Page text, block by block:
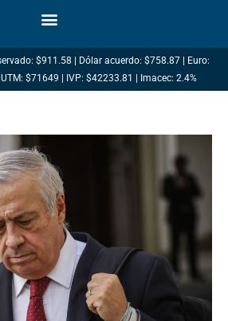
$911.58 | Dólar acuerdo: $758.87 | Euro:
$71649 | IVP: $42233.81 | Imacec: 2.4%